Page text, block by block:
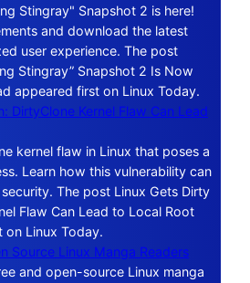
Stingray" Snapshot 2 is here!
and download the latest
user experience. The post
Stingray” Snapshot 2 Is Now
appeared first on Linux Today.
DirtyClone Kernel Flaw Can Lead
kernel flaw in Linux that poses a
Learn how this vulnerability can
The post Linux Gets Dirty
Flaw Can Lead to Local Root
on Linux Today.
Source Linux Manga Readers
and open-source Linux manga